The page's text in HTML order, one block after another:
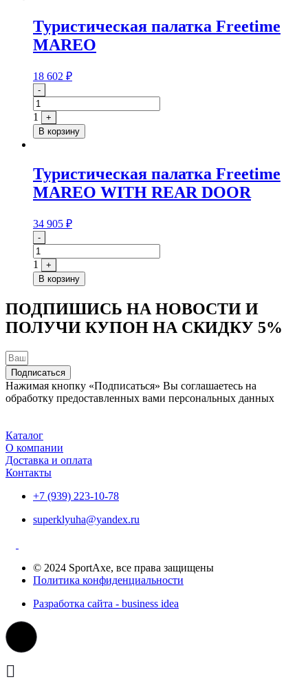
Туристическая палатка Freetime
MAREO
18 602 ₽
Quantity
-
1
+
В корзину
Туристическая палатка Freetime
MAREO WITH REAR DOOR
34 905 ₽
Quantity
-
1
+
В корзину
ПОДПИШИСЬ НА НОВОСТИ И
ПОЛУЧИ КУПОН НА СКИДКУ 5%
Подписаться
Нажимая кнопку «Подписаться» Вы соглашаетесь на
обработку предоставленных вами персональных данных
Каталог
О компании
Доставка и оплата
Контакты
+7 (939) 223-10-78
superklyuha@yandex.ru
© 2024 SportAxe, все права защищены
Политика конфиденциальности
Разработка сайта - business idea